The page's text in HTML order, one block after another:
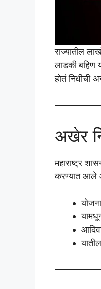
राज्यातील
लाडकी बहिण
होतं निधीची
अखेर
महाराष्ट्र
करण्यात आले